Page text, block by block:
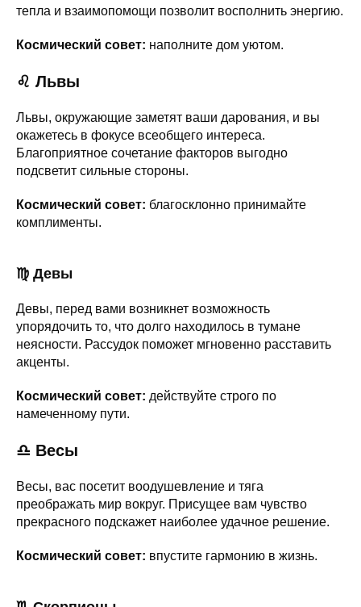
тепла и взаимопомощи позволит восполнить энергию.
Космический совет: наполните дом уютом.
♌ Львы
Львы, окружающие заметят ваши дарования, и вы
окажетесь в фокусе всеобщего интереса.
Благоприятное сочетание факторов выгодно
подсветит сильные стороны.
Космический совет: благосклонно принимайте
комплименты.
♍ Девы
Девы, перед вами возникнет возможность
упорядочить то, что долго находилось в тумане
неясности. Рассудок поможет мгновенно расставить
акценты.
Космический совет: действуйте строго по
намеченному пути.
♎ Весы
Весы, вас посетит воодушевление и тяга
преображать мир вокруг. Присущее вам чувство
прекрасного подскажет наиболее удачное решение.
Космический совет: впустите гармонию в жизнь.